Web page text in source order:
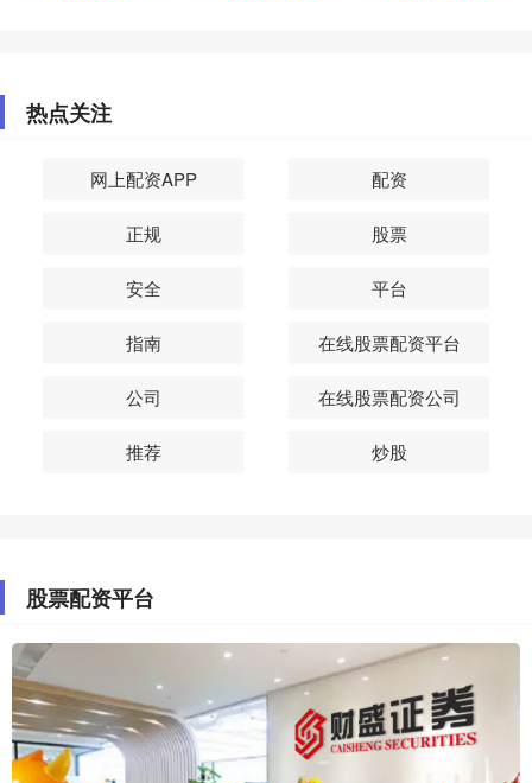
热点关注
网上配资APP 配资
正规 股票
安全 平台
指南 在线股票配资平台
公司 在线股票配资公司
推荐 炒股
股票配资平台